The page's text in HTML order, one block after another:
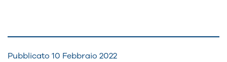
Pubblicato 10 Febbraio 2022